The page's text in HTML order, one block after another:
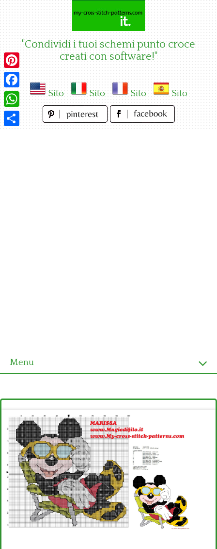
"Condividi i tuoi schemi punto croce
creati con software!"
Sito Sito Sito Sito
Menu
Ultimi schemi
Alfabeto
Bambini
Disney
Thun
Pinterest
Facebook
WhatsApp